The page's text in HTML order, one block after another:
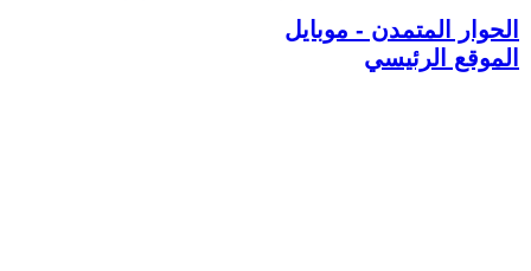
الحوار المتمدن - موبايل
الموقع الرئيسي